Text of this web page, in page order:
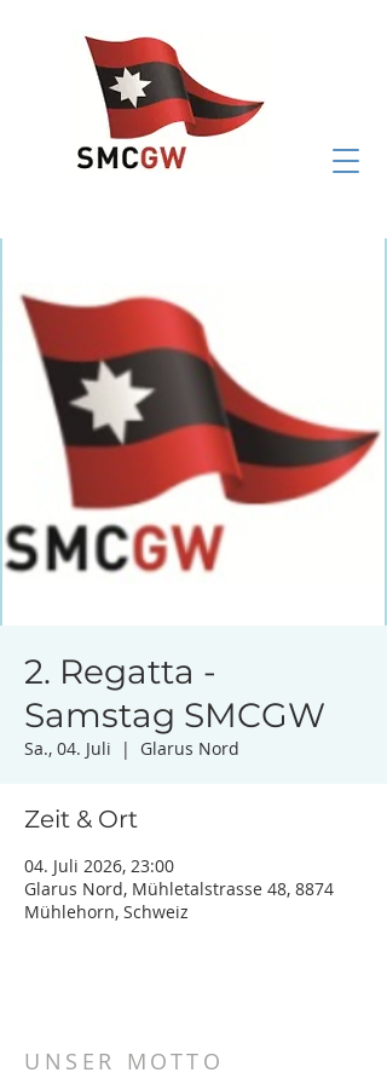
2. Regatta -
Samstag SMCGW
Sa., 04. Juli
  |
Glarus Nord
Zeit & Ort
04. Juli 2026, 23:00
Glarus Nord, Mühletalstrasse 48, 8874
Mühlehorn, Schweiz
UNSER MOTTO